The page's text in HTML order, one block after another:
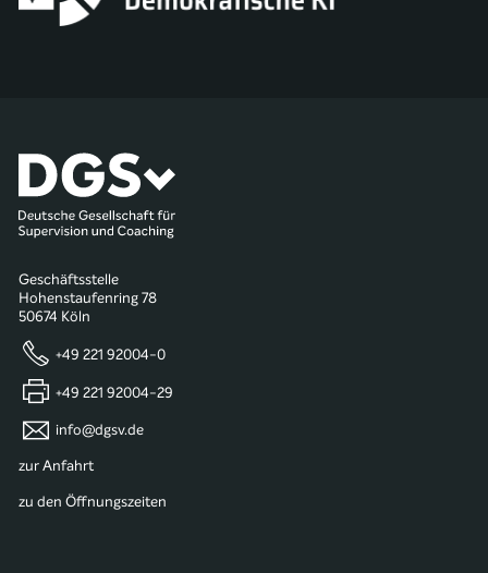
Geschäftsstelle
Hohenstaufenring 78
50674 Köln
+49 221 92004-0
+49 221 92004-29
info@dgsv.de
zur Anfahrt
zu den Öffnungszeiten